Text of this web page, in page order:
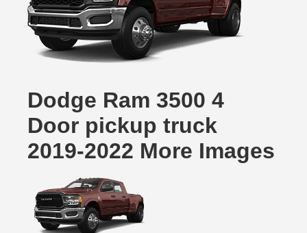
Dodge Ram 3500 4
Door pickup truck
2019-2022 More Images